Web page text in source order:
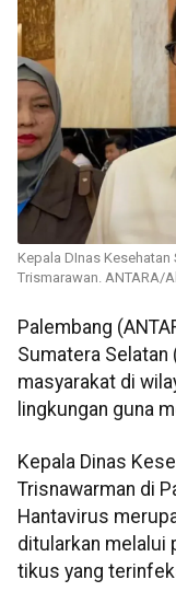
Kepala DInas
Trismarawan. ANTARA/
Palembang
Sumatera
masyarakat di
lingkungan guna
Kepala Dinas
Trisnawarman di
Hantavirus
ditularkan melalui
tikus yang